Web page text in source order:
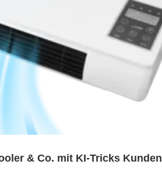
& Co. mit KI-Tricks Kunden